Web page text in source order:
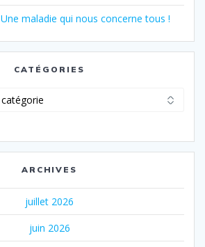
Une maladie qui nous concerne tous !
CATÉGORIES
ARCHIVES
juillet 2026
juin 2026